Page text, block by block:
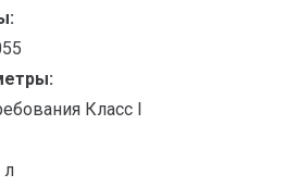
Класс I
л